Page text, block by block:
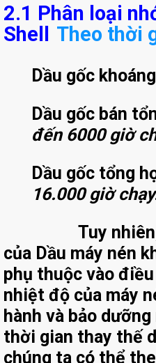
2.1 Phân loại
Shell
Theo thời
Dầu gốc
Dầu gốc bán
đến 6000 giờ
Dầu gốc tổng
16.000 giờ
Tuy nhiên,
của Dầu máy nén
phụ thuộc vào
nhiệt độ của máy
hành và bảo
thời gian thay thế
chúng ta có thể